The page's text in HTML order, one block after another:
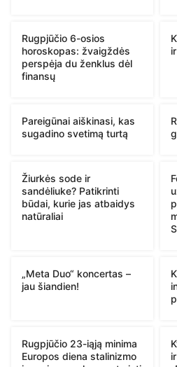
Rugpjūčio 6-osios
horoskopas: žvaigždės
perspėja du ženklus dėl
finansų
Pareigūnai aiškinasi, kas
sugadino svetimą turtą
Žiurkės sode ir
sandėliuke? Patikrinti
būdai, kurie jas atbaidys
natūraliai
„Meta Duo“ koncertas –
jau šiandien!
Rugpjūčio 23-iąją minima
Europos diena stalinizmo